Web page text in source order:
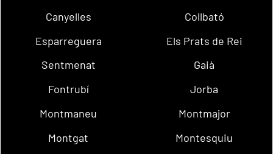
Canyelles
Collbató
Esparreguera
Els Prats de Rei
Sentmenat
Gaià
Fontrubí
Jorba
Montmaneu
Montmajor
Montgat
Montesquiu